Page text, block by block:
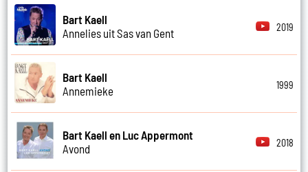
Bart Kaell
Annelies uit Sas van Gent
2019
Bart Kaell
Annemieke
1999
Bart Kaell en Luc Appermont
Avond
2018